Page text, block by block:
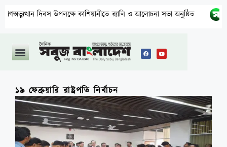
দিবস উপলক্ষে কাশিয়ানীতে র‍্যালি ও আলোচনা সভা অনুষ্ঠিত
১৯ ফেব্রুয়ারি রাষ্ট্রপতি নির্বাচন